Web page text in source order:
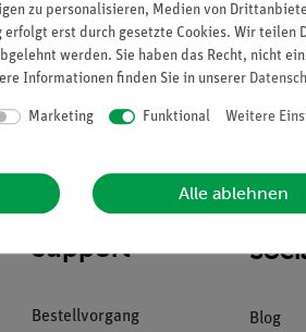
Download &
Support
Bestellvorgang Blog
zu personalisieren, Medien von
erst durch gesetzte Cookies. Wir
werden. Sie haben das Recht, nicht
Informationen finden Sie in unserer
Marketing Funktional Weitere
Alle ablehnen